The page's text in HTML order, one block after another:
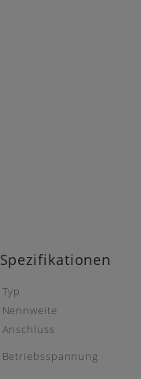
Spezifikationen
Typ
Nennweite
Anschluss
Betriebsspannung